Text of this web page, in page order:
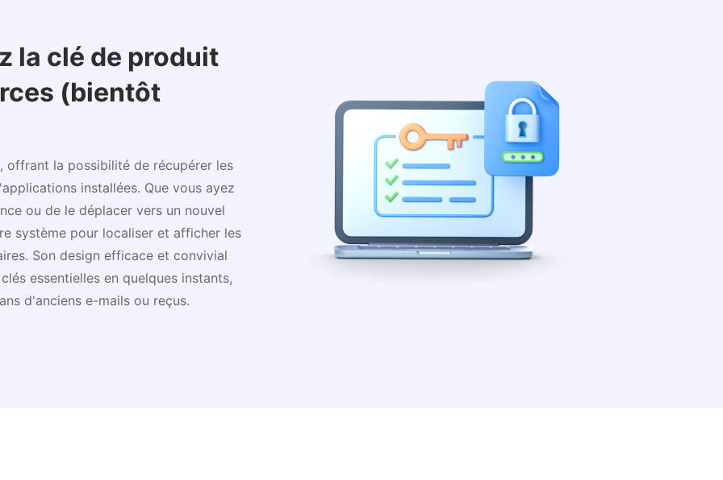
la clé de produit
(bientôt
offrant la possibilité de récupérer les
installées. Que vous ayez
ou de le déplacer vers un nouvel
système pour localiser et afficher les
Son design efficace et convivial
essentielles en quelques instants,
d'anciens e-mails ou reçus.